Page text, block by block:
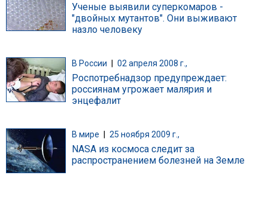
Ученые выявили суперкомаров -
"двойных мутантов". Они выживают
назло человеку
В России 02 апреля 2008 г.,
Роспотребнадзор предупреждает:
россиянам угрожает малярия и
энцефалит
В мире 25 ноября 2009 г.,
NASA из космоса следит за
распространением болезней на Земле